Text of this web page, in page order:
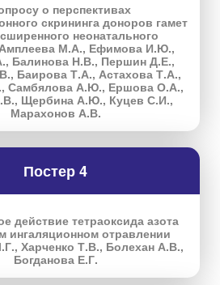
о перспективах
скрининга доноров гамет
неонатального
Амплеева М.А., Ефимова И.Ю.,
Балинова Н.В., Першин Д.Е.,
Баирова Т.А., Астахова Т.А.,
Самбялова А.Ю., Ершова О.А.,
Щербина А.Ю., Куцев С.И.,
Марахонов А.В.
Постер 4
действие тетраоксида азота
ингаляционном отравлении
Харченко Т.В., Болехан А.В.,
Богданова Е.Г.